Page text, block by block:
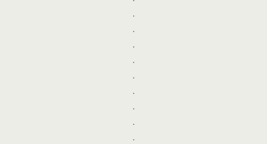
.
.
.
.
.
.
.
.
.